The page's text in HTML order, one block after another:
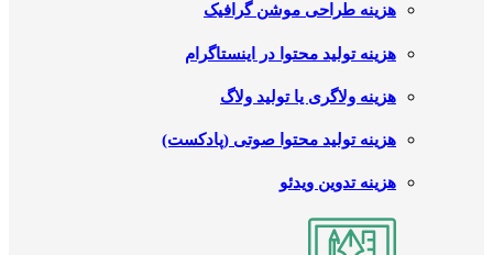
هزینه طراحی موشن گرافیک
هزینه تولید محتوا در اینستاگرام
هزینه ولاگری یا تولید ولاگ
هزینه تولید محتوا صوتی (پادکست)
هزینه تدوین ویدئو